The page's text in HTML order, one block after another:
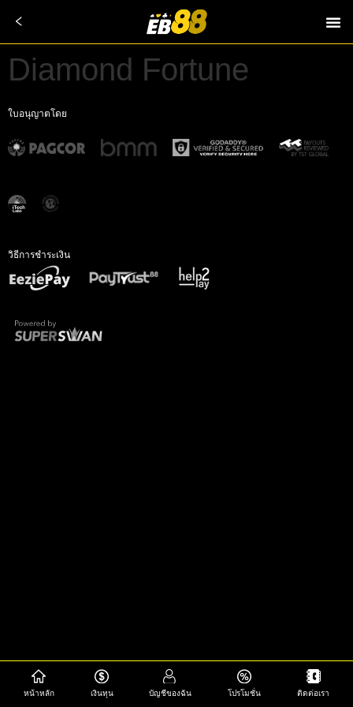
หน้าหลัก เงินทุน บัญชีของฉัน โปรโมชั่น ติดต่อเรา
Diamond Fortune
ใบอนุญาตโดย
วิธีการชำระเงิน